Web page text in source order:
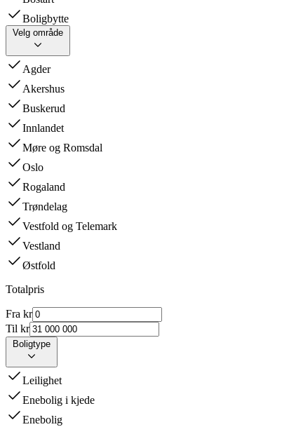
Boligbytte
Velg område
Agder
Akershus
Buskerud
Innlandet
Møre og Romsdal
Oslo
Rogaland
Trøndelag
Vestfold og Telemark
Vestland
Østfold
Totalpris
Fra kr
Til kr
Boligtype
Leilighet
Enebolig i kjede
Enebolig